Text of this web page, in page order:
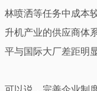
林喷洒等任务中成本
升机产业的供应商体
平与国际大厂差距明